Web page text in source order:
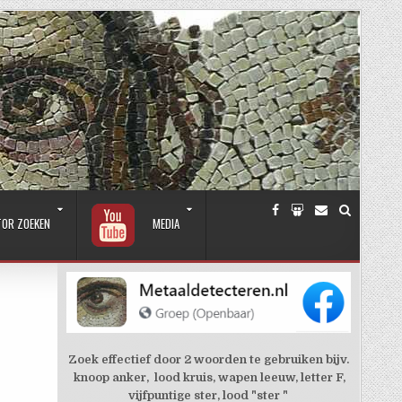
ZOEKEN MEDIA
Zoek effectief door 2 woorden te gebruiken bijv.
knoop anker, lood kruis, wapen leeuw, letter F,
vijfpuntige ster, lood "ster "